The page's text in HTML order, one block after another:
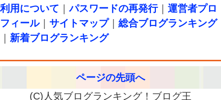
利用について ｜パスワードの再発行｜ 運営者プロ
フィール｜ サイトマップ｜ 総合ブログランキング
新着ブログランキング
ページの先頭へ
(C)人気ブログランキング！ブログ王